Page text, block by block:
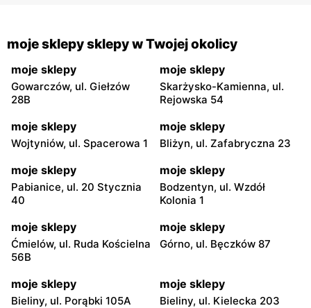
moje sklepy sklepy w Twojej okolicy
moje sklepy
Gowarczów, ul. Giełzów
28B
moje sklepy
Skarżysko-Kamienna, ul.
Rejowska 54
moje sklepy
Wojtyniów, ul. Spacerowa 1
moje sklepy
Bliżyn, ul. Zafabryczna 23
moje sklepy
Pabianice, ul. 20 Stycznia
40
moje sklepy
Bodzentyn, ul. Wzdół
Kolonia 1
moje sklepy
Ćmielów, ul. Ruda Kościelna
56B
moje sklepy
Górno, ul. Bęczków 87
moje sklepy
Bieliny, ul. Porąbki 105A
moje sklepy
Bieliny, ul. Kielecka 203